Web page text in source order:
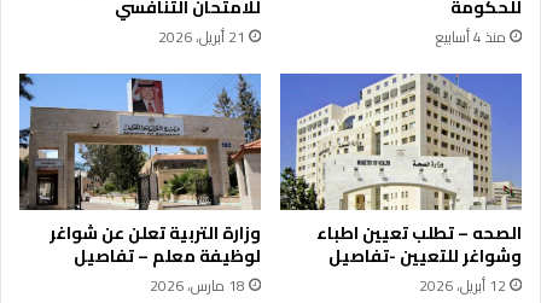
ة
ت
ت
ق
ي
م
ت
ه
ل
م
س
ت
ا
ل
ا
للحكومة
منذ 4 أسابيع
للامتحان التنافسي
21 أبريل، 2026
الصحه – تطلب تعيين اطباء
وشواغر للتعيين -تفاصيل
12 أبريل، 2026
وزارة التربية تعلن عن شواغر
لوظيفة معلم – تفاصيل
18 مارس، 2026